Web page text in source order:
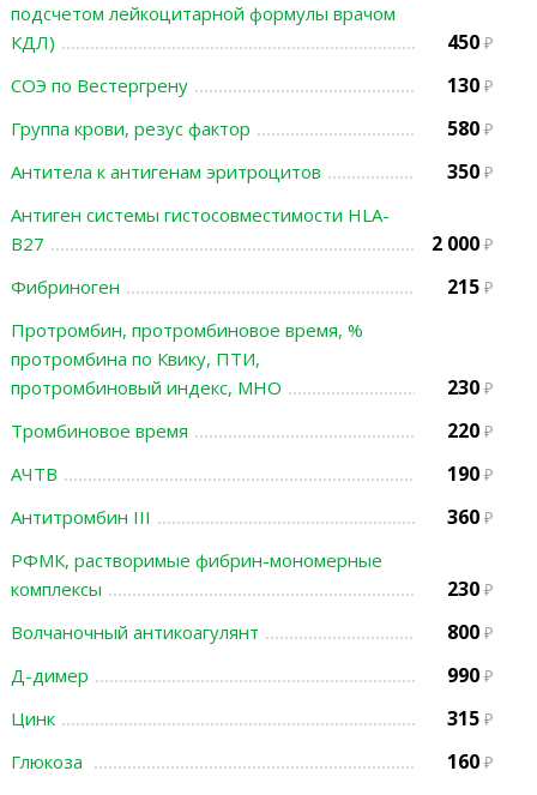
подсчетом лейкоцитарной формулы врачом
КДЛ)
450
СОЭ по Вестергрену 130
Группа крови, резус фактор 580
Антитела к антигенам эритроцитов 350
Антиген системы гистосовместимости HLA-
B27
2 000
Фибриноген 215
Протромбин, протромбиновое время, %
протромбина по Квику, ПТИ,
протромбиновый индекс, МНО
230
Тромбиновое время 220
АЧТВ 190
Антитромбин III 360
РФМК, растворимые фибрин-мономерные
комплексы
230
Волчаночный антикоагулянт 800
Д-димер 990
Цинк 315
Глюкоза 160